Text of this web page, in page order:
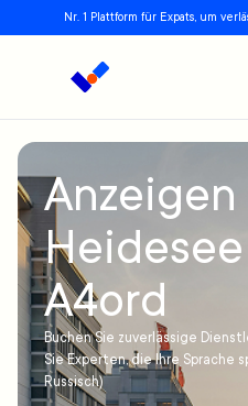
Nr. 1 Plattform für Expats, um
Anzeigen
A4ord
Buchen Sie zuverlässige
Sie Experten, die Ihre Sprache
Russisch)